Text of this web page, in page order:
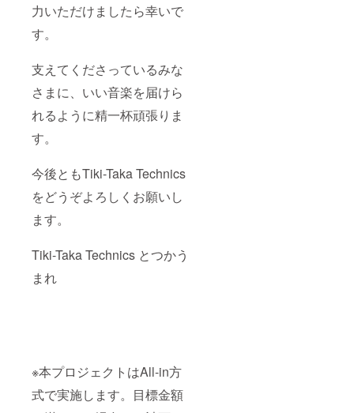
力いただけましたら幸いで
す。
支えてくださっているみな
さまに、いい音楽を届けら
れるように精一杯頑張りま
す。
今後ともTiki-Taka Technics
をどうぞよろしくお願いし
ます。
Tiki-Taka Technics とつかう
まれ
※本プロジェクトはAll-in方
式で実施します。目標金額